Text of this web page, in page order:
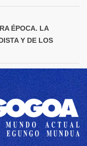
ÉPOCA. LA
Y DE LOS